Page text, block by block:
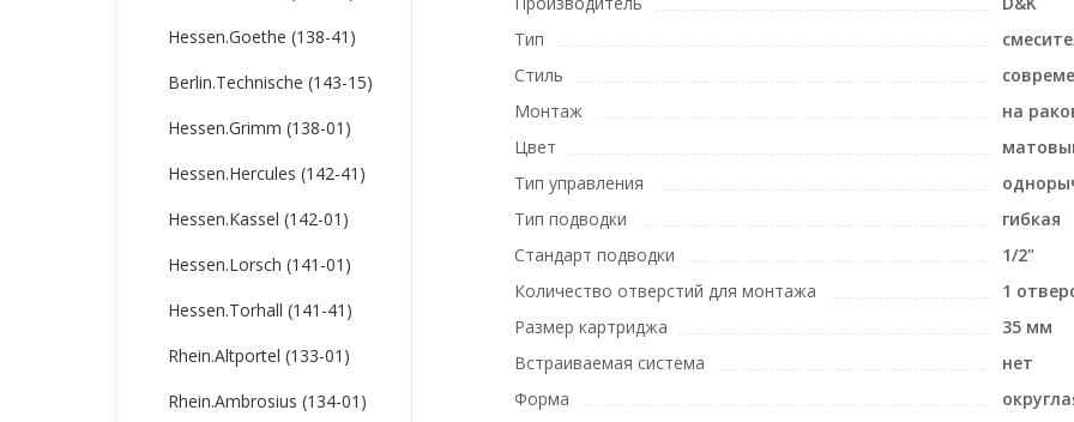
Тип
Стиль
Монтаж
на
Цвет
Тип управления
Тип подводки
гибкая
Стандарт подводки
1/2"
Количество отверстий для монтажа
1
Размер картриджа
35 мм
Встраиваемая система
нет
Форма
Hessen.Goethe (138-41)
Berlin.Technische (143-15)
Hessen.Grimm (138-01)
Hessen.Hercules (142-41)
Hessen.Kassel (142-01)
Hessen.Lorsch (141-01)
Hessen.Torhall (141-41)
Rhein.Altportel (133-01)
Rhein.Ambrosius (134-01)